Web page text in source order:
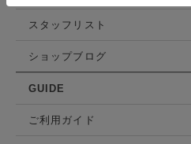
スタッフリスト
ショップブログ
GUIDE
ご利用ガイド